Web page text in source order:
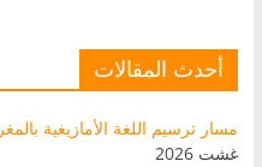
أحدث المقالات
مسار ترسيم اللغة الأمازيغية
غشت 2026